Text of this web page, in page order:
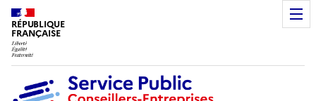
RÉPUBLIQUE
FRANÇAISE